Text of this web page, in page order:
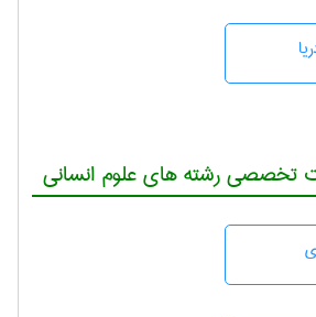
تخصصی رشته های علوم انسانی